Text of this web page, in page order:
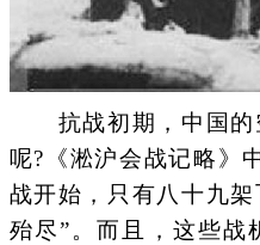
抗战初期，中国的
呢?《淞沪会战记略》
战开始，只有八十九
殆尽”。而且，这些战